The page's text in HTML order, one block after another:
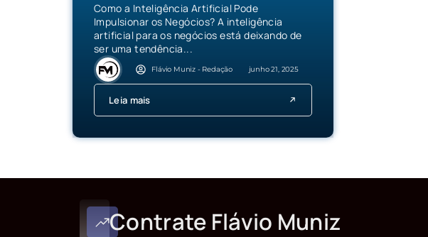
Como a Inteligência Artificial Pode
Impulsionar os Negócios? A inteligência
artificial para os negócios está deixando de
ser uma tendência...
Flávio Muniz - Redação junho 21, 2025
Leia mais
Contrate Flávio Muniz